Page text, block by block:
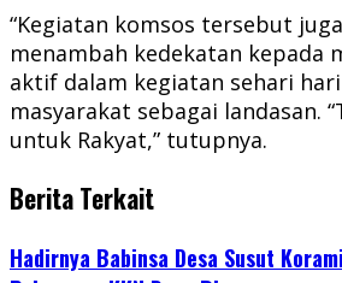
“Kegiatan komsos tersebut
menambah kedekatan kepada
aktif dalam kegiatan sehari
masyarakat sebagai landasan.
untuk Rakyat,” tutupnya.
Berita Terkait
Hadirnya Babinsa Desa Susut